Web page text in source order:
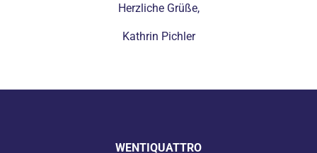
Herzliche Grüße,
Kathrin Pichler
WENTIQUATTRO